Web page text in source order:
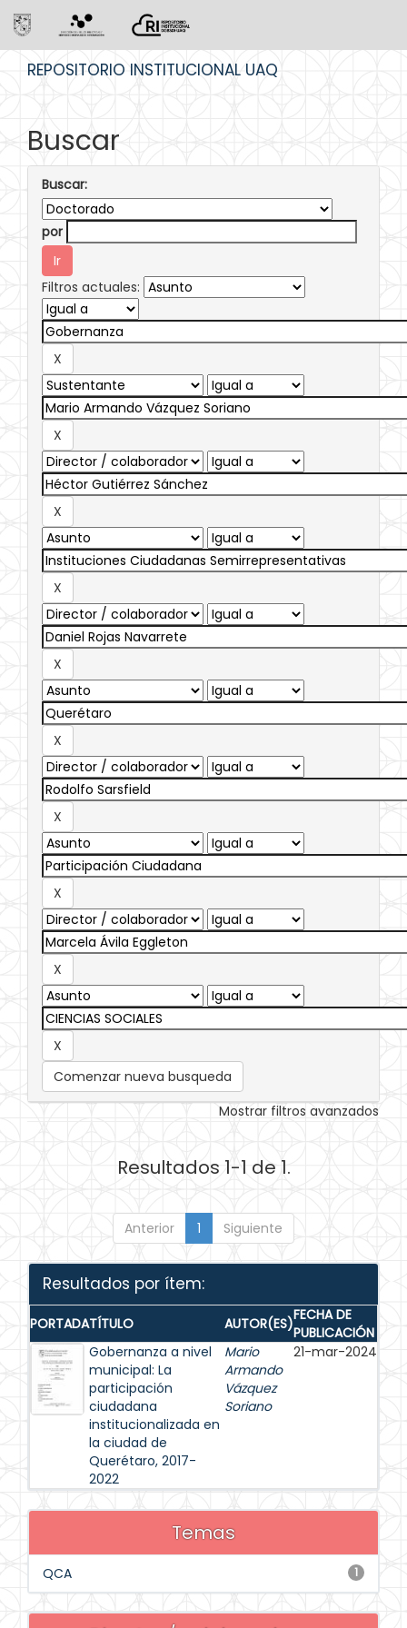
REPOSITORIO INSTITUCIONAL UAQ
Buscar
Buscar:
por
Filtros actuales:
Comenzar nueva busqueda
Mostrar filtros avanzados
Resultados 1-1 de 1.
Anterior 1 Siguiente
Resultados por ítem:
PORTADATÍTULO AUTOR(ES)FECHA DE
PUBLICACIÓN
Gobernanza a nivel
municipal: La
participación
ciudadana
institucionalizada en
la ciudad de
Querétaro, 2017-
2022
Mario
Armando
Vázquez
Soriano
21-mar-2024
Temas
1
QCA